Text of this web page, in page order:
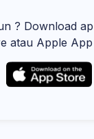
? Download
atau Apple